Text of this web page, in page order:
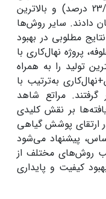
شاهد کمترین میزان تاج پوشش (23/2 درصد) و بالاترین
را نشان دادند. سایر روش‌ها
مطلوبی در بهبود
پروژه نهال‌کاری با
بیشترین تولید را به همراه
به‌ترتیب با
قرار گرفتند. مراتع شاهد
بر نقش کلیدی
ارتقای پوشش گیاهی
پیشنهاد می‌شود
روش‌های مختلف از
کیفیت و پایداری